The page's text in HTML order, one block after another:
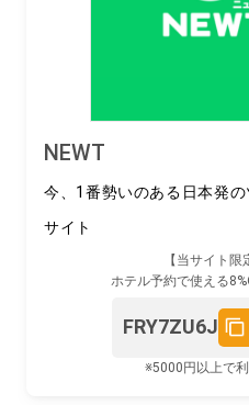
NEWT
今、1番勢いのある日本発
サイト
【当サイト限
ホテル予約で使える
FRY7ZU6J
※5000円以上で